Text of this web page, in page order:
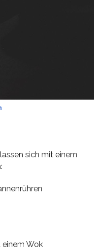
sich mit einem
einem Wok